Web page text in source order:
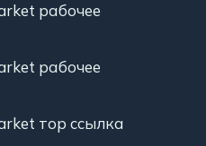
рабочее
рабочее
тор ссылка